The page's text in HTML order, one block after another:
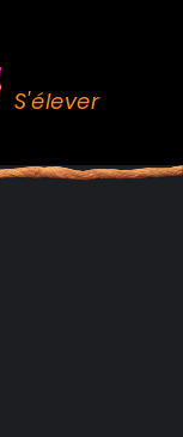
S'élever